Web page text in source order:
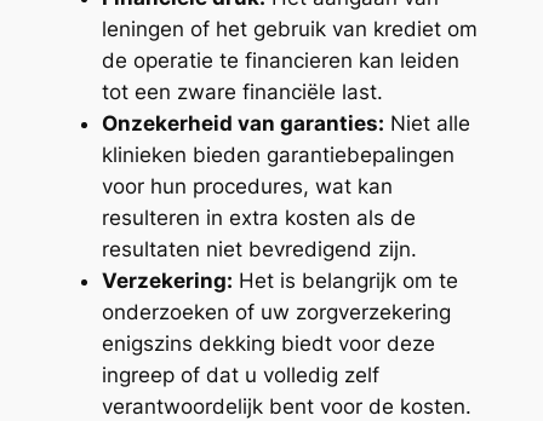
leningen of het gebruik van krediet om
de operatie te financieren kan leiden
tot een zware financiële last.
Onzekerheid van garanties: Niet alle
klinieken bieden garantiebepalingen
voor hun procedures, wat kan
resulteren in extra kosten als de
resultaten niet bevredigend zijn.
Verzekering: Het is belangrijk om te
onderzoeken of uw zorgverzekering
enigszins dekking biedt voor deze
ingreep of dat u volledig zelf
verantwoordelijk bent voor de kosten.